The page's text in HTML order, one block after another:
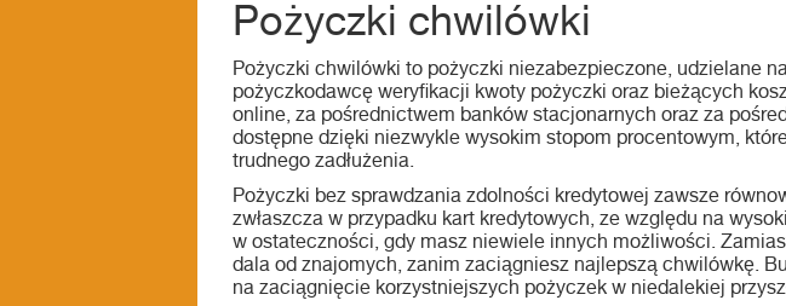
Pożyczki chwilówki
Pożyczki chwilówki to pożyczki niezabezpieczone, udzielane
pożyczkodawcę weryfikacji kwoty pożyczki oraz bieżących
online, za pośrednictwem banków stacjonarnych oraz za
dostępne dzięki niezwykle wysokim stopom procentowym,
trudnego zadłużenia.
Pożyczki bez sprawdzania zdolności kredytowej zawsze
zwłaszcza w przypadku kart kredytowych, ze względu na
w ostateczności, gdy masz niewiele innych możliwości.
dala od znajomych, zanim zaciągniesz najlepszą chwilówkę.
na zaciągnięcie korzystniejszych pożyczek w niedalekiej